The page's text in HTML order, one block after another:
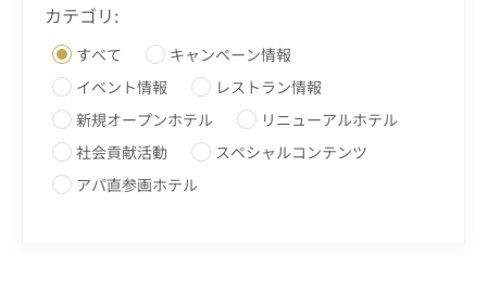
カテゴリ:
すべて
キャンペーン情報
イベント情報
レストラン情報
新規オープンホテル
リニューアルホテル
社会貢献活動
スペシャルコンテンツ
アパ直参画ホテル